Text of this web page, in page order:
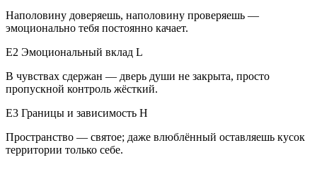
Наполовину доверяешь, наполовину проверяешь —
эмоционально тебя постоянно качает.
E2 Эмоциональный вклад L
В чувствах сдержан — дверь души не закрыта, просто
пропускной контроль жёсткий.
E3 Границы и зависимость H
Пространство — святое; даже влюблённый оставляешь кусок
территории только себе.